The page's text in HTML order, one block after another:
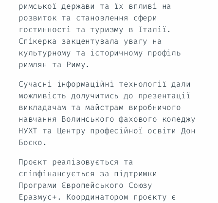
римської держави та їх впливі на
розвиток та становлення сфери
гостинності та туризму в Італії.
Спікерка закцентувала увагу на
культурному та історичному профіль
римлян та Риму.
Сучасні інформаційні технології дали
можливість долучитись до презентації
викладачам та майстрам виробничого
навчання Волинського фахового коледжу
НУХТ та Центру професійної освіти Дон
Боско.
Проєкт реалізовується та
співфінансується за підтримки
Програми Європейського Союзу
Еразмус+. Координатором проєкту є